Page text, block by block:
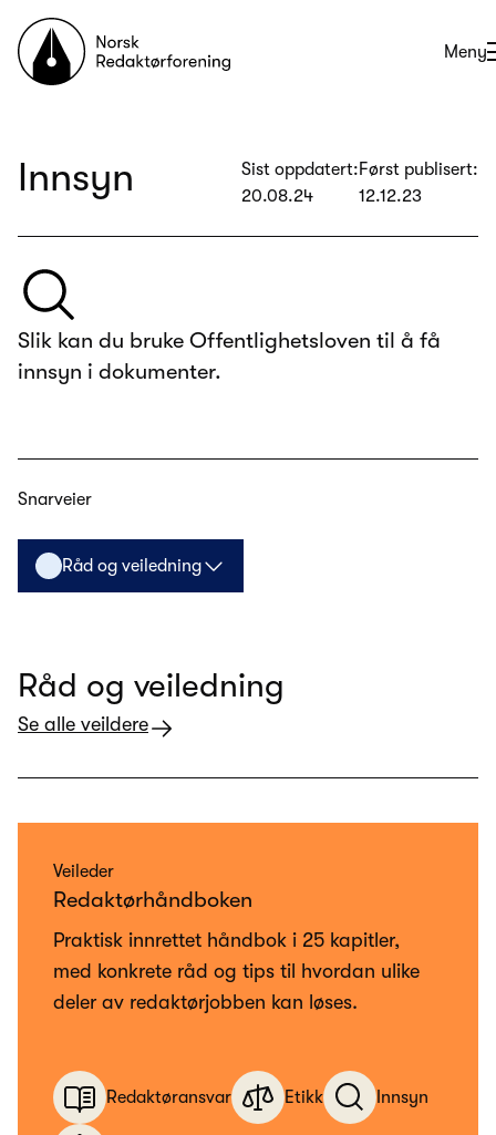
Til forsiden
Åpne
Meny
Innsyn
Sist oppdatert:
20.08.24
Først publisert:
12.12.23
Slik kan du bruke Offentlighetsloven til å få
innsyn i dokumenter.
Snarveier
Råd og veiledning
Råd og veiledning
Se alle veildere
Veileder
Redaktørhåndboken
Praktisk innrettet håndbok i 25 kapitler,
med konkrete råd og tips til hvordan ulike
deler av redaktørjobben kan løses.
Redaktøransvar Etikk Innsyn